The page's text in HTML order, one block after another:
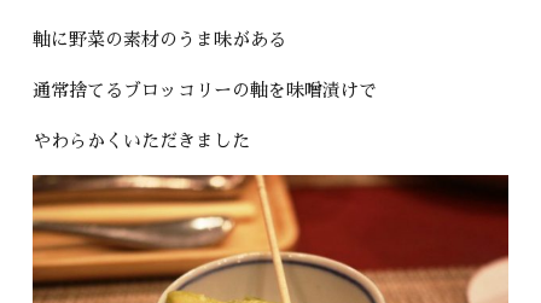
軸に野菜の素材のうま味がある
通常捨てるブロッコリーの軸を味噌漬けで
やわらかくいただきました